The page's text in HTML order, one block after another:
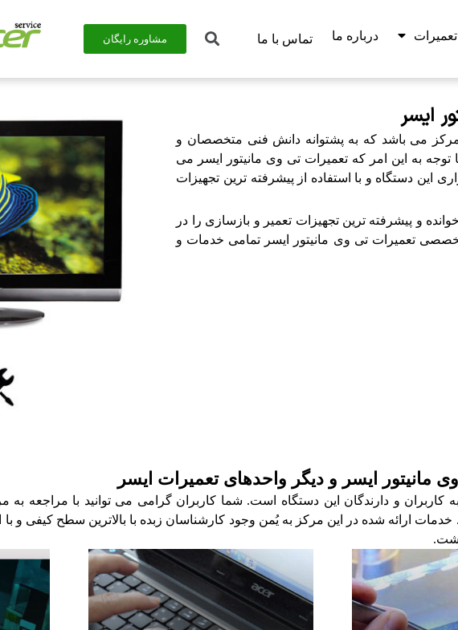
درباره ما تماس با ما مشاوره رایگان
ایسر
می باشد که به پشتوانه دانش فنی متخصصان و
به این امر که تعمیرات تی وی مانیتور ایسر می
دستگاه و با استفاده از پیشرفته ترین تجهیزات
و پیشرفته ترین تجهیزات تعمیر و بازسازی را در
تخصصی تعمیرات تی وی مانیتور ایسر تمامی خدمات و
مانیتور ایسر و دیگر واحدهای تعمیرات ایسر
کاربران و دارندگان این دستگاه است. شما کاربران گرامی می توانید با مراجعه به
ارائه شده در این مرکز به یُمن وجود کارشناسان زبده با بالاترین سطح کیفی و با